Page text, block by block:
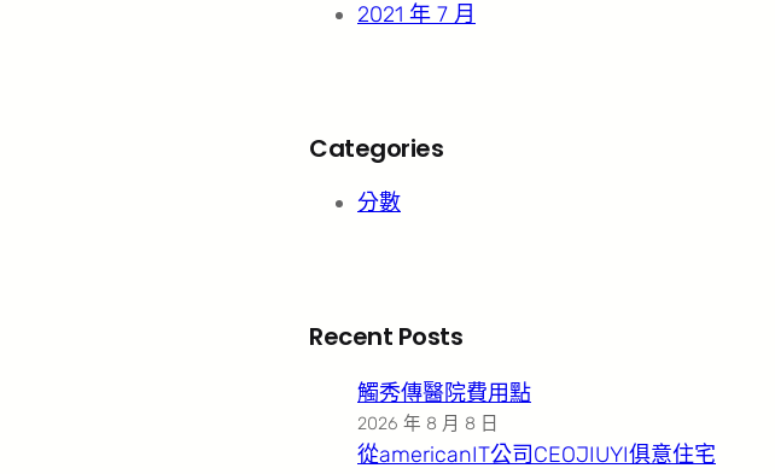
2021 年 7 月
Categories
分數
Recent Posts
觸秀傳醫院費用點
2026 年 8 月 8 日
從americanIT公司CEOJIUYI俱意住宅